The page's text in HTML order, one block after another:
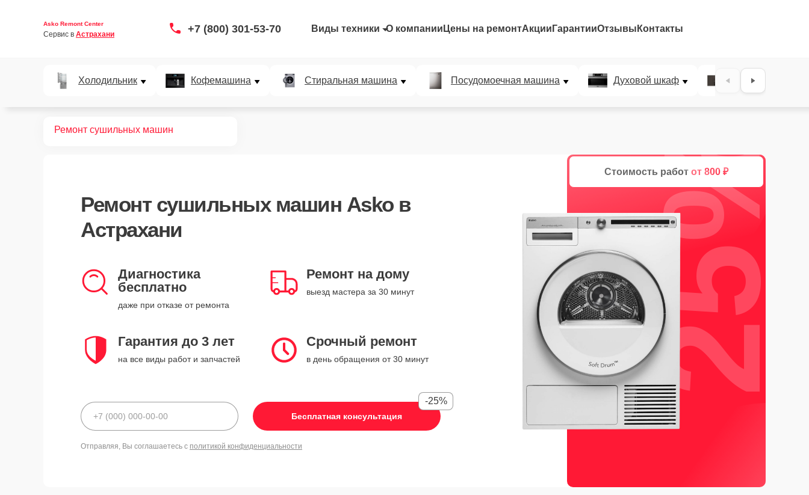
Asko Remont Center
Сервис в Астрахани +7 (800) 301-53-70 Виды техники О компании Цены на ремонтАкции ГарантииОтзывы Контакты
Холодильник Кофемашина Стиральная машина Посудомоечная машина Духовой шкаф Варочная
Ремонт сушильных машин
Ремонт сушильных машин Askoв
Астрахани
Диагностика
бесплатно
даже при отказе от ремонта
Ремонт на дому
выезд мастера за 30 минут
Гарантия до 3 лет
на все виды работ и запчастей
Срочный ремонт
в день обращения от 30 минут
Бесплатная консультация
-25%
Отправляя, Вы соглашаетесь с политикой конфиденциальности
Стоимость работ от 800 ₽
25%